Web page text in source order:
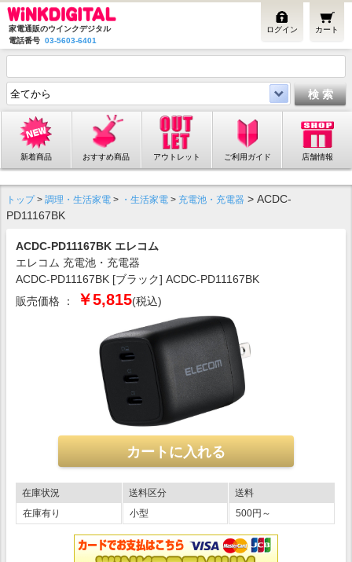
家電通販のウインクデジタル
電話番号 03-5603-6401
カート
ログイン
新着商品 おすすめ商品 アウトレット ご利用ガイド 店舗情報
トップ> 調理・生活家電 > ・生活家電 > 充電池・充電器 > ACDC-
PD11167BK
ACDC-PD11167BK エレコム
エレコム 充電池・充電器
ACDC-PD11167BK [ブラック] ACDC-PD11167BK
販売価格 ：
￥5,815(税込)
在庫状況
在庫有り
送料区分
小型
送料
500円～